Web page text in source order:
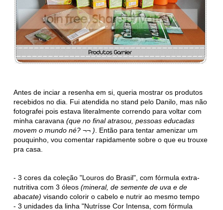
Antes de inciar a resenha em si, queria mostrar os produtos
recebidos no dia. Fui atendida no stand pelo Danilo, mas não
fotografei pois estava literalmente correndo para voltar com
minha caravana(que no final atrasou, pessoas educadas
movem o mundo né? ¬¬ ) . Então para tentar amenizar um
pouquinho, vou comentar rapidamente sobre o que eu trouxe
pra casa.
- 3 cores da coleção "Louros do Brasil", com fórmula extra-
nutritiva com 3 óleos(mineral, de semente de uva e de
abacate) visando colorir o cabelo e nutrir ao mesmo tempo
- 3 unidades da linha "Nutrísse Cor Intensa, com fórmula